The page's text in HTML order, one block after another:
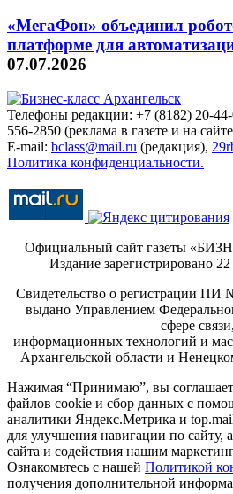
«МегаФон» объединил
платформе для
07.07.2026
Телефоны редакции: +7 (8182) 20-
556-2850 (реклама в газете и на
E-mail: bclass@mail.ru (редакция),
Политика конфиденциальности.
Официальный сайт газеты
Издание зарегистрировано
Свидетельство о регистрации ПИ
выдано Управлением
сфере связи,
информационных технологий и
Архангельской области и
Нажимая “Принимаю”, вы
файлов cookie и сбор данных с
аналитики Яндекс.Метрика и
для улучшения навигации по сайту,
сайта и содействия нашим
Ознакомьтесь с нашей Политикой
получения дополнительной